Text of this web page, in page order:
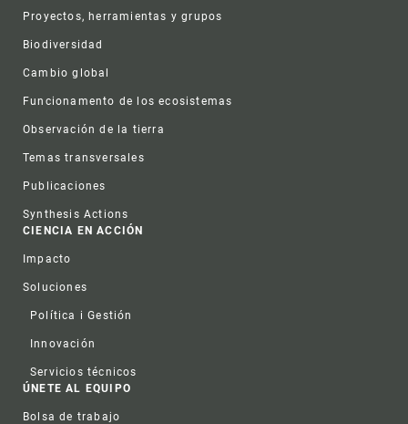
Proyectos, herramientas y grupos
Biodiversidad
Cambio global
Funcionamento de los ecosistemas
Observación de la tierra
Temas transversales
Publicaciones
Synthesis Actions
CIENCIA EN ACCIÓN
Impacto
Soluciones
Política i Gestión
Innovación
Servicios técnicos
ÚNETE AL EQUIPO
Bolsa de trabajo